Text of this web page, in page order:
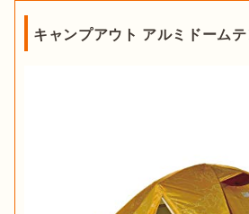
キャンプアウト アルミドーム